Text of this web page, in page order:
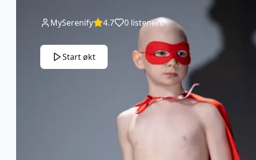
MySerenify 4.7 0 listeners
Start økt